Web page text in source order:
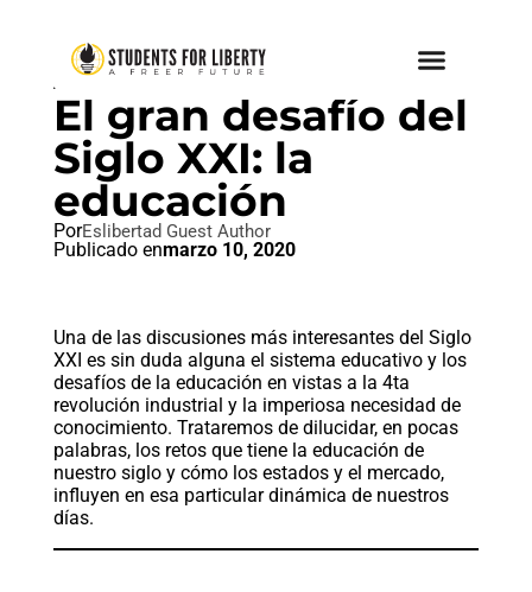
ACCESO A LA INFORMACIÓN
El gran desafío del
Siglo XXI: la
educación
PorEslibertad Guest Author
Publicado enmarzo 10, 2020
Una de las discusiones más interesantes del Siglo
XXI es sin duda alguna el sistema educativo y los
desafíos de la educación en vistas a la 4ta
revolución industrial y la imperiosa necesidad de
conocimiento. Trataremos de dilucidar, en pocas
palabras, los retos que tiene la educación de
nuestro siglo y cómo los estados y el mercado,
influyen en esa particular dinámica de nuestros
días.